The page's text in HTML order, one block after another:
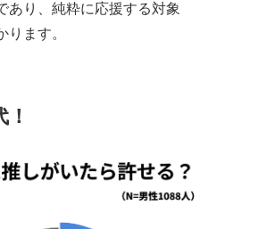
あり、純粋に応援する対象
ます。